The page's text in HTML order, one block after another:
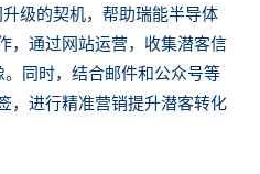
级的契机，帮助瑞能半导体
，通过网站运营，收集潜客信
同时，结合邮件和公众号等
，进行精准营销提升潜客转化